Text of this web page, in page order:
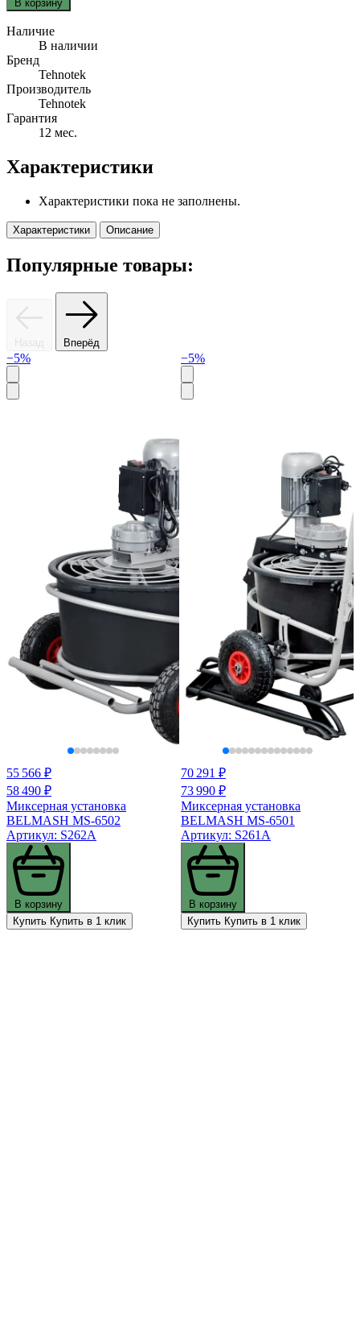
В корзину
Наличие
В наличии
Бренд
Tehnotek
Производитель
Tehnotek
Гарантия
12 мес.
Характеристики
Характеристики пока не заполнены.
Характеристики Описание
Популярные товары:
Назад Вперёд
−5%
55 566 ₽
58 490 ₽
Миксерная установка
BELMASH MS-6502
Артикул: S262A
В корзину
Купить Купить в 1 клик
−5%
70 291 ₽
73 990 ₽
Миксерная установка
BELMASH MS-6501
Артикул: S261A
В корзину
Купить Купить в 1 клик